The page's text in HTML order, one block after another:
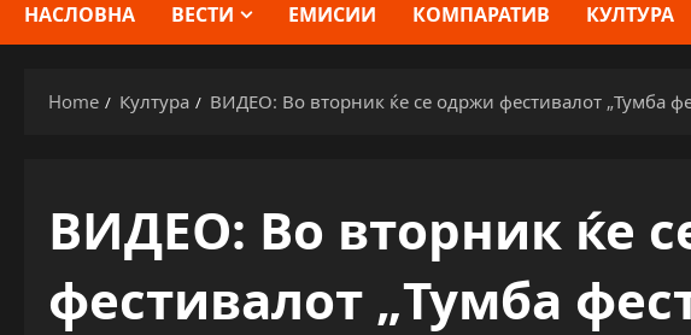
НАСЛОВНА ВЕСТИ ЕМИСИИ КОМПАРАТИВ КУЛТУРА
Home Култура ВИДЕО: Во вторник ќе се одржи фестивалот „Тумба
ВИДЕО: Во вторник ќе
фестивалот „Тумба